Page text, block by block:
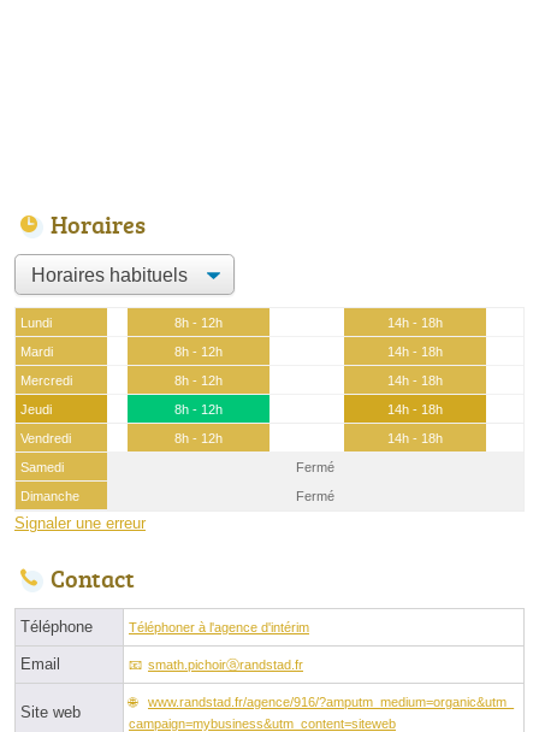
Horaires
Lundi 8h - 12h
14h - 18h
Mardi
8h - 12h
14h - 18h
Mercredi
8h - 12h
14h - 18h
Jeudi
8h - 12h
14h - 18h
Vendredi
8h - 12h
14h - 18h
Samedi
Fermé
Dimanche
Fermé
Signaler une erreur
Contact
Téléphone Téléphoner à l'agence d'intérim
Email smath.pichoirⓐrandstad.fr
Site web
www.randstad.fr/agence/916/?amputm_medium=organic&utm_
campaign=mybusiness&utm_content=siteweb